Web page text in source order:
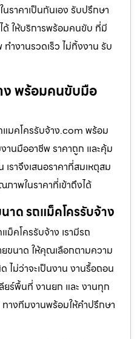
ราคาเป็นกันเอง รับปรึกษา
ด้ ให้บริการพร้อมคนขับ ที่มี
ำงานรวดเร็ว ไม่ทิ้งงาน รับ
ง พร้อมคนขับมือ
แมคโครรับจ้าง.com พร้อม
นมืออาชีพ ราคาถูก และคุ้ม
ราจึงเสนอราคาที่สมเหตุสม
าพในราคาที่เข้าถึงได้
าด รถแม็คโครรับจ้าง
ม็คโครรับจ้าง เรามีรถ
ขนาด ให้คุณเลือกตามความ
ไม่ว่าจะเป็นงาน งานรื้อถอน
ร์พื้นที่ งานยก และ งานทุก
างทีมงานพร้อมให้คำปรึกษา